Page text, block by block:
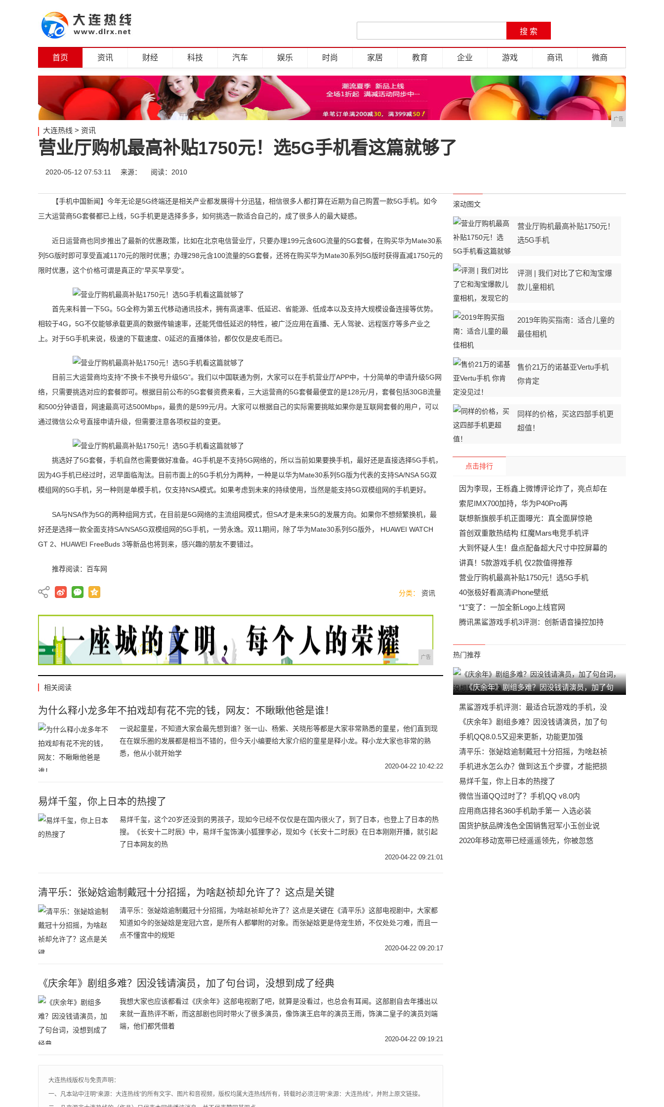
首页 资讯 财经 科技 汽车 娱乐 时尚 家居 教育 企业 游戏 商讯 微商
广告
大连热线 > 资讯
营业厅购机最高补贴1750元！选5G手机看这篇就够了
2020-05-12 07:53:11 来源： 阅读：2010
【手机中国新闻】今年无论是5G终端还是相关产业都发展得十分迅猛，相信很多人都打算在近期为自己购置一款5G手机。如今
三大运营商5G套餐都已上线，5G手机更是选择多多，如何挑选一款适合自己的，成了很多人的最大疑惑。
近日运营商也同步推出了最新的优惠政策，比如在北京电信营业厅，只要办理199元含60G流量的5G套餐，在购买华为Mate30系
列5G版时即可享受直减1170元的限时优惠；办理298元含100流量的5G套餐，还将在购买华为Mate30系列5G版时获得直减1750元的
限时优惠，这个价格可谓是真正的“早买早享受”。
首先来科普一下5G。5G全称为第五代移动通讯技术，拥有高速率、低延迟、省能源、低成本以及支持大规模设备连接等优势。
相较于4G，5G不仅能够承载更高的数据传输速率，还能凭借低延迟的特性，被广泛应用在直播、无人驾驶、远程医疗等多产业之
上。对于5G手机来说，极速的下载速度、0延迟的直播体验，都仅仅是皮毛而已。
目前三大运营商均支持“不换卡不换号升级5G”。我们以中国联通为例，大家可以在手机营业厅APP中，十分简单的申请升级5G网
络，只需要挑选对应的套餐即可。根据目前公布的5G套餐资费来看，三大运营商的5G套餐最便宜的是128元/月，套餐包括30GB流量
和500分钟语音，网速最高可达500Mbps，最贵的是599元/月。大家可以根据自己的实际需要挑眩如果你是互联网套餐的用户，可以
通过微信公众号直接申请升级，但需要注意各项权益的变更。
挑选好了5G套餐，手机自然也需要做好准备。4G手机是不支持5G网络的，所以当前如果要换手机，最好还是直接选择5G手机，
因为4G手机已经过时，迟早面临淘汰。目前市面上的5G手机分为两种，一种是以华为Mate30系列5G版为代表的支持SA/NSA 5G双
模组网的5G手机，另一种则是单模手机，仅支持NSA模式。如果考虑到未来的持续使用，当然是能支持5G双模组网的手机更好。
SA与NSA作为5G的两种组网方式，在目前是5G网络的主流组网模式，但SA才是未来5G的发展方向。如果你不想频繁换机，最
好还是选择一款全面支持SA/NSA5G双模组网的5G手机，一劳永逸。双11期间，除了华为Mate30系列5G版外， HUAWEI WATCH
GT 2、HUAWEI FreeBuds 3等新品也将到来，感兴趣的朋友不要错过。
推荐阅读： 百车网
分类： 资讯
广告
相关阅读
为什么释小龙多年不拍戏却有花不完的钱，网友：不瞅瞅他爸是谁！
一说起童星，不知道大家会最先想到谁？张一山、杨紫、关晓彤等都是大家非常熟悉的童星，他们直到现
在在娱乐圈的发展都是相当不错的，但今天小编要给大家介绍的童星是释小龙。释小龙大家也非常的熟
悉，他从小就开始学
2020-04-22 10:42:22
易烊千玺，你上日本的热搜了
易烊千玺，这个20岁还没到的男孩子，现如今已经不仅仅是在国内很火了，到了日本，也登上了日本的热
搜。《长安十二时辰》中，易烊千玺饰演小狐狸李必，现如今《长安十二时辰》在日本刚刚开播，就引起
了日本网友的热
2020-04-22 09:21:01
清平乐：张妼娢逾制戴冠十分招摇，为啥赵祯却允许了？这点是关键
清平乐：张妼娢逾制戴冠十分招摇，为啥赵祯却允许了？这点是关键在《清平乐》这部电视剧中，大家都
知道如今的张妼娢是宠冠六宫，是所有人都攀附的对象。而张妼娢更是侍宠生娇，不仅处处刁难，而且一
点不懂宫中的规矩
2020-04-22 09:20:17
《庆余年》剧组多难？因没钱请演员，加了句台词，没想到成了经典
我想大家也应该都看过《庆余年》这部电视剧了吧，就算是没看过，也总会有耳闻。这部剧自去年播出以
来就一直热评不断，而这部剧也同时带火了很多演员，像饰演王启年的演员王雨，饰演二皇子的演员刘端
端，他们都凭借着
2020-04-22 09:19:21
大连热线版权与免责声明：
一、凡本站中注明“来源：大连热线”的所有文字、图片和音视频，版权均属大连热线所有，转载时必须注明“来源：大连热线”，并附上原文链接。
滚动图文
营业厅购机最高补贴1750元！
选5G手机
评测 | 我们对比了它和淘宝爆
款儿童相机
2019年购买指南：适合儿童的
最佳相机
售价21万的诺基亚Vertu手机
你肯定
同样的价格，买这四部手机更
超值！
点击排行
因为李现，王栎鑫上微博评论炸了，亮点却在
索尼IMX700加持，华为P40Pro再
联想新旗舰手机正面曝光：真全面屏惊艳
首创双重散热结构 红魔Mars电竞手机评
大到怀疑人生！盘点配备超大尺寸中控屏幕的
讲真！5款游戏手机 仅2款值得推荐
营业厅购机最高补贴1750元！选5G手机
40张极好看高清iPhone壁纸
“1”变了：一加全新Logo上线官网
腾讯黑鲨游戏手机3评测：创新语音操控加持
热门推荐
《庆余年》剧组多难？因没钱请演员，加了句
黑鲨游戏手机评测：最适合玩游戏的手机，没
《庆余年》剧组多难？因没钱请演员，加了句
手机QQ8.0.5又迎来更新，功能更加强
清平乐：张妼娢逾制戴冠十分招摇，为啥赵祯
手机进水怎么办？做到这五个步骤，才能把损
易烊千玺，你上日本的热搜了
微信当道QQ过时了？手机QQ v8.0内
应用商店排名360手机助手第一 入选必装
国货护肤品牌浅色全国销售冠军小玉创业说
2020年移动宽带已经遥遥领先，你被忽悠